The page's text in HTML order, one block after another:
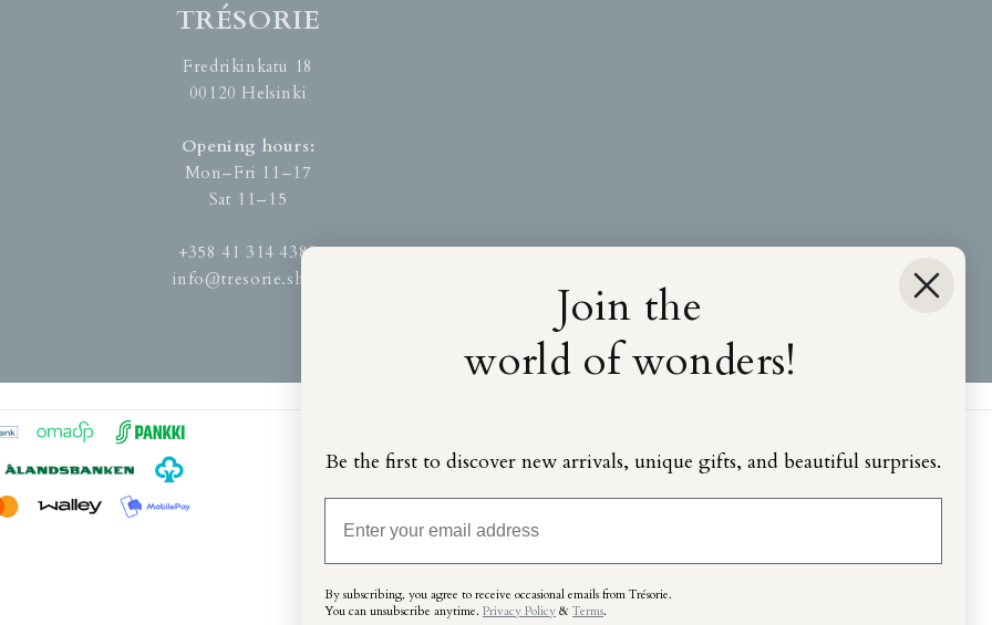
TRÉSORIE
Fredrikinkatu 18
00120 Helsinki
Opening hours:
Mon–Fri 11–17
Sat 11–15
+358 41 314 4380
info@tresorie.shop
Join the
world of wonders!
Be the first to discover new arrivals, unique gifts, and beautiful surprises.
By subscribing, you agree to receive occasional emails from Trésorie.
You can unsubscribe anytime. Privacy Policy & Terms.